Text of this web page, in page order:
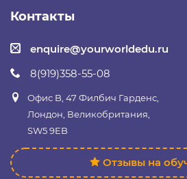
Контакты
enquire@yourworldedu.ru
8(919)358-55-08
Офис B, 47 Филбич Гарденс,
Лондон, Великобритания,
SW5 9EB
Отзывы на